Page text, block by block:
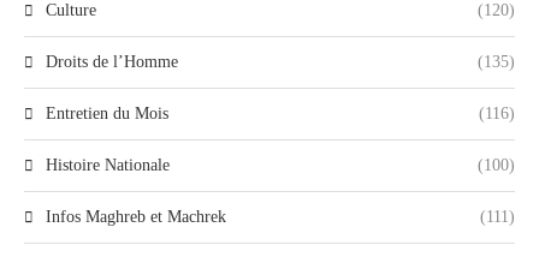
Culture (120)
Droits de l’Homme (135)
Entretien du Mois (116)
Histoire Nationale (100)
Infos Maghreb et Machrek (111)